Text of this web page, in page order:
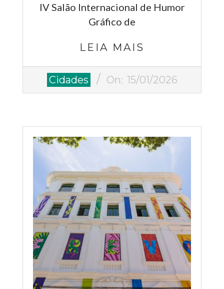
IV Salão Internacional de Humor
Gráfico de
LEIA MAIS
2026-
Cidades On: 15/01/2026